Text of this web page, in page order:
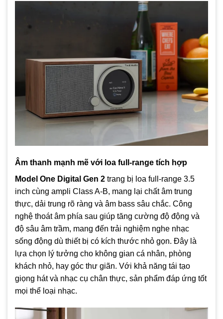
Âm thanh mạnh mẽ với loa full-range tích hợp
Model One Digital Gen 2 trang bị loa full-range 3.5
inch cùng ampli Class A‑B, mang lại chất âm trung
thực, dải trung rõ ràng và âm bass sâu chắc. Công
nghệ thoát âm phía sau giúp tăng cường độ động và
độ sâu âm trầm, mang đến trải nghiệm nghe nhạc
sống động dù thiết bị có kích thước nhỏ gọn. Đây là
lựa chọn lý tưởng cho không gian cá nhân, phòng
khách nhỏ, hay góc thư giãn. Với khả năng tái tạo
giọng hát và nhạc cụ chân thực, sản phẩm đáp ứng tốt
mọi thể loại nhạc.